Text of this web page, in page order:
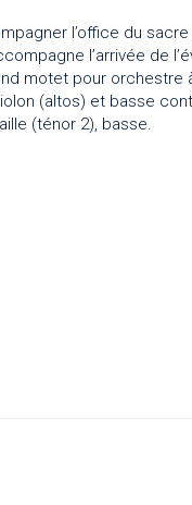
l’office du sacre
l’arrivée de
motet pour orchestre
(altos) et basse
(ténor 2), basse.